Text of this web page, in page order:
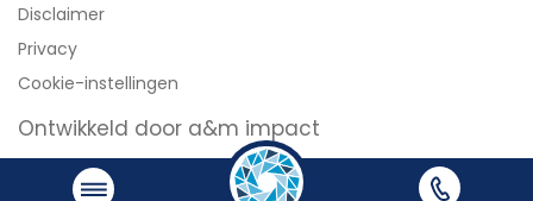
Disclaimer
Privacy
Cookie-instellingen
Ontwikkeld door a&m impact